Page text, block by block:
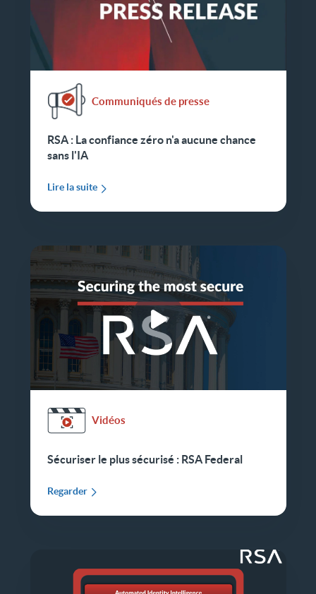
Communiqués de presse
RSA : La confiance zéro n'a aucune chance
sans l'IA
Lire la suite
Vidéos
Sécuriser le plus sécurisé : RSA Federal
Regarder